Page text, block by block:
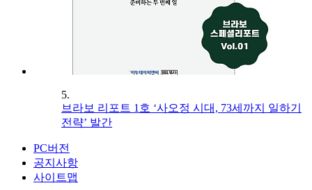
5.
브라보 리포트 1호 ‘사오정 시대, 73세까지 일하기
전략’ 발간
PC버전
공지사항
사이트맵